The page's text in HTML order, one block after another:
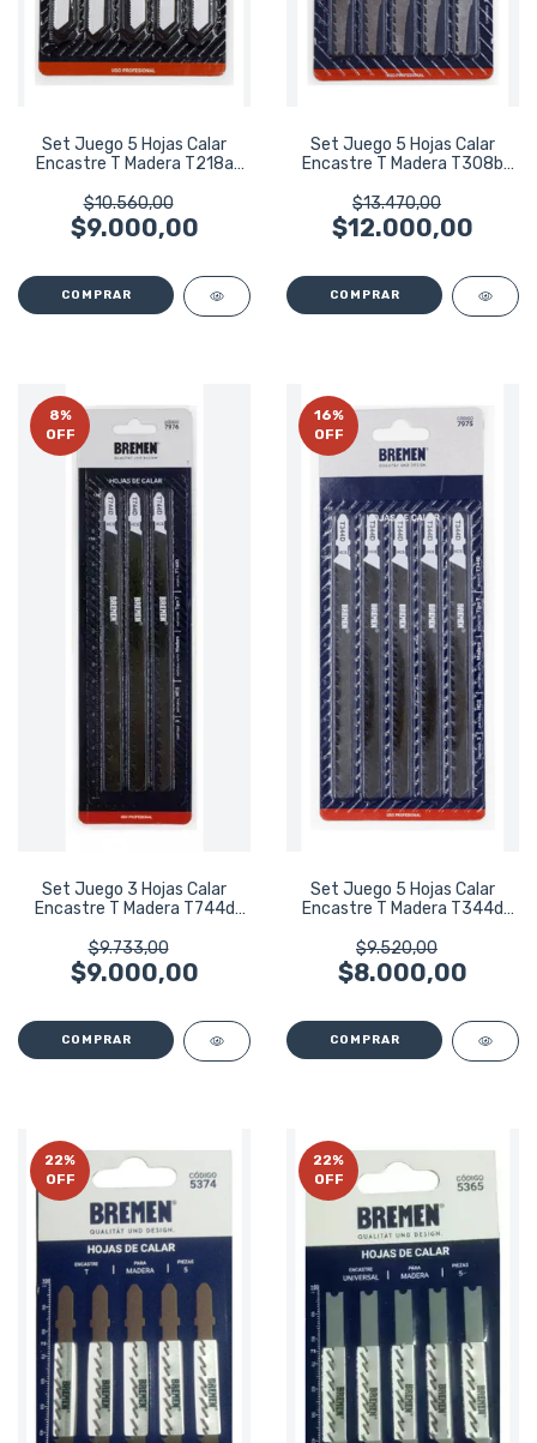
Set Juego 5 Hojas Calar
Encastre T Madera T218a
$10.560,00
$9.000,00
Set Juego 5 Hojas Calar
Encastre T Madera T308b
$13.470,00
$12.000,00
8%
OFF
Set Juego 3 Hojas Calar
Encastre T Madera T744d
$9.733,00
$9.000,00
16%
OFF
Set Juego 5 Hojas Calar
Encastre T Madera T344d
$9.520,00
$8.000,00
22%
OFF
22%
OFF